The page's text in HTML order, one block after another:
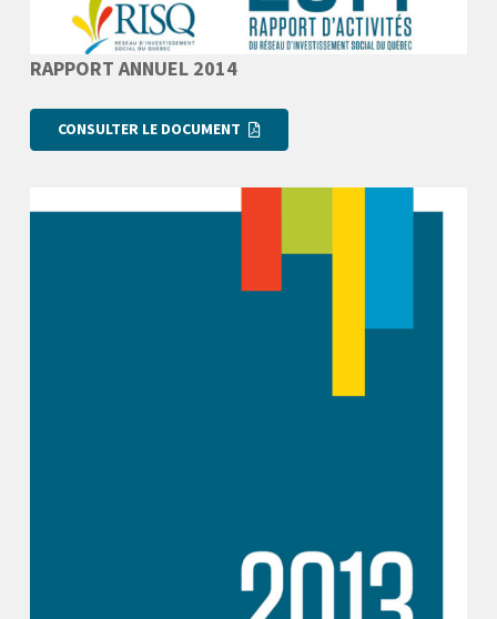
RAPPORT ANNUEL 2014
CONSULTER LE DOCUMENT